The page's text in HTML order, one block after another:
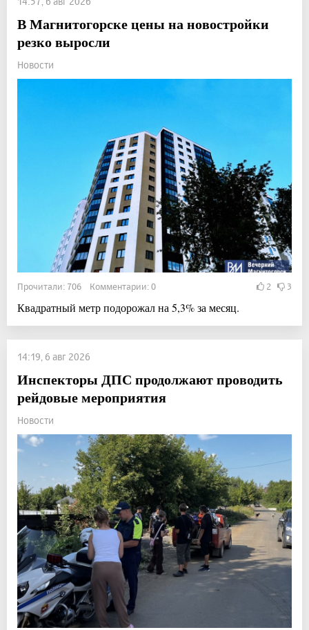
В Магнитогорске цены на новостройки
резко выросли
Новости
Прочитали: 706 Комментарии: 0 2 3
Квадратный метр подорожал на 5,3% за месяц.
14:19, 6 авг 2026
Инспекторы ДПС продолжают проводить
рейдовые мероприятия
Новости